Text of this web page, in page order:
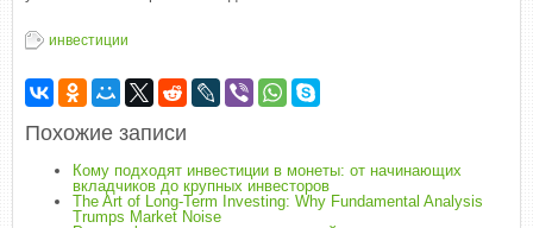
инвестиции
Похожие записи
Кому подходят инвестиции в монеты: от начинающих
вкладчиков до крупных инвесторов
The Art of Long-Term Investing: Why Fundamental Analysis
Trumps Market Noise